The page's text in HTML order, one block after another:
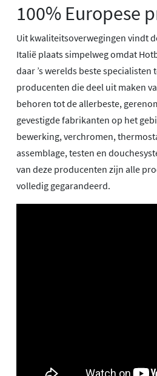
100% Europese
Uit kwaliteitsoverwegingen vindt
Italië plaats simpelweg omdat
daar ’s werelds beste specialisten
producenten die deel uit maken
behoren tot de allerbeste,
gevestigde fabrikanten op het
bewerking, verchromen,
assemblage, testen en
van deze producenten zijn alle
volledig gegarandeerd.